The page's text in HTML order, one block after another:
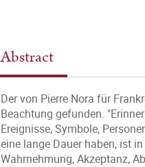
Abstract
Der von Pierre Nora für
Beachtung gefunden.
Ereignisse, Symbole,
eine lange Dauer haben, ist
Wahrnehmung, Akzeptanz,